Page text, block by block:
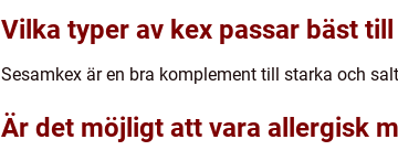
Vilka typer av kex passar bäst
Sesamkex är en bra komplement till starka och
Är det möjligt att vara allergisk